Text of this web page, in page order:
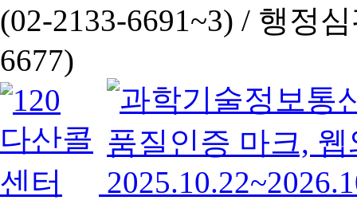
(02-2133-6691~3) / 행정심
6677)